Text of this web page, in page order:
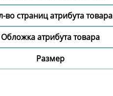
во страниц атрибута товара
Обложка атрибута товара
Размер